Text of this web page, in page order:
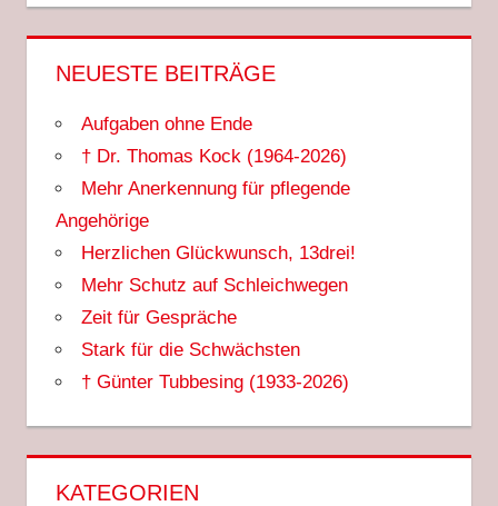
NEUESTE BEITRÄGE
Aufgaben ohne Ende
† Dr. Thomas Kock (1964-2026)
Mehr Anerkennung für pflegende
Angehörige
Herzlichen Glückwunsch, 13drei!
Mehr Schutz auf Schleichwegen
Zeit für Gespräche
Stark für die Schwächsten
† Günter Tubbesing (1933-2026)
KATEGORIEN